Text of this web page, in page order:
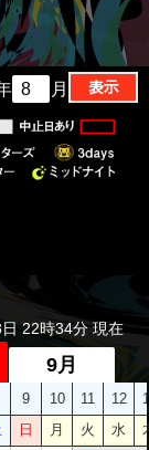
議会
につ
いて
施行
者関
総合
払戻
ギャ
ンブ
月
9月
22時34分 現在
9 10 11 12
日 月 火 水